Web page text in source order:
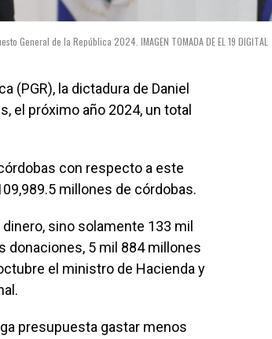
General de la República 2024. IMAGEN TOMADA DE EL 19 DIGITAL
(PGR), la dictadura de Daniel
el próximo año 2024, un total
con respecto a este
millones de córdobas.
sino solamente 133 mil
donaciones, 5 mil 884 millones
el ministro de Hacienda y
presupuesta gastar menos